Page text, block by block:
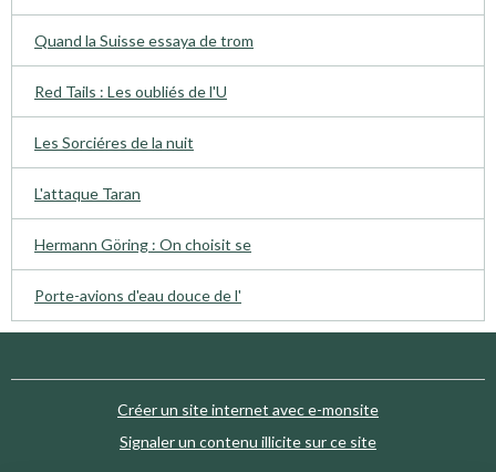
Quand la Suisse essaya de trom
Red Tails : Les oubliés de l'U
Les Sorciéres de la nuit
L'attaque Taran
Hermann Göring : On choisit se
Porte-avions d'eau douce de l'
Créer un site internet avec e-monsite
Signaler un contenu illicite sur ce site